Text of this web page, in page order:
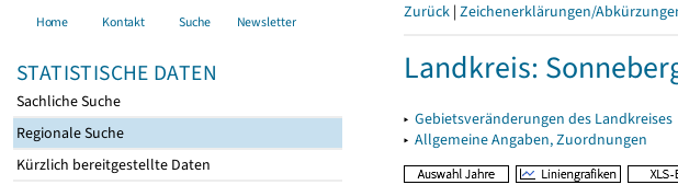
Home Kontakt Suche Newsletter
STATISTISCHE DATEN
Sachliche Suche
Regionale Suche
Kürzlich bereitgestellte Daten
Zurück | Zeichenerklärungen/
Landkreis:
▸ Gebietsveränderungen des Landkreises
▸ Allgemeine Angaben, Zuordnungen